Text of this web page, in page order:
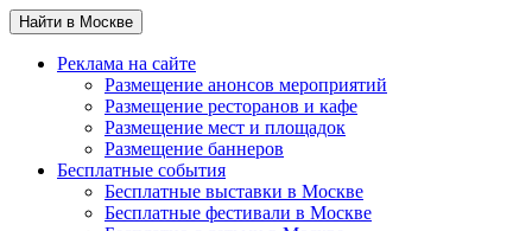
Найти в Москве
Реклама на сайте
Размещение анонсов мероприятий
Размещение ресторанов и кафе
Размещение мест и площадок
Размещение баннеров
Бесплатные события
Бесплатные выставки в Москве
Бесплатные фестивали в Москве